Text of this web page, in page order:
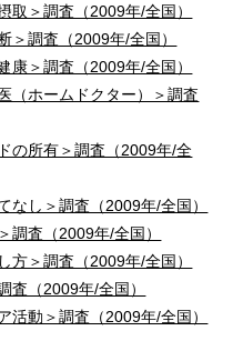
取＞調査（2009年/全国）
＞調査（2009年/全国）
康＞調査（2009年/全国）
（ホームドクター）＞調査
の所有＞調査（2009年/全
なし＞調査（2009年/全国）
調査（2009年/全国）
方＞調査（2009年/全国）
査（2009年/全国）
活動＞調査（2009年/全国）